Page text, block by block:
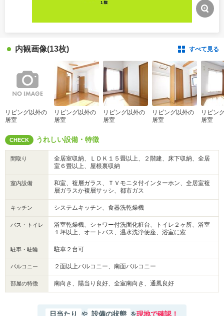
内観画像(13枚) すべて見る
リビング以外の
居室
リビング以外の
居室
リビング以外の
居室
リビング以外の
居室
リビン
居室
CHECK うれしい設備・特徴
間取り
全居室収納、ＬＤＫ１５畳以上、２階建、床下収納、全居
室６畳以上、屋根裏収納
室内設備
和室、複層ガラス、ＴＶモニタ付インターホン、全居室複
層ガラスか複層サッシ、都市ガス
キッチン システムキッチン、食器洗乾燥機
バス・トイレ
浴室乾燥機、シャワー付洗面化粧台、トイレ２ヶ所、浴室
１坪以上、オートバス、温水洗浄便座、浴室に窓
駐車・駐輪 駐車２台可
バルコニー ２面以上バルコニー、南面バルコニー
部屋の特徴 南向き、陽当り良好、全室南向き、通風良好
日当たり や 設備の状態 を現地で確認！